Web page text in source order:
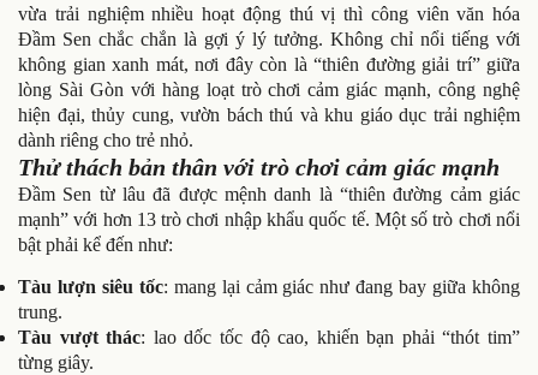
vừa trải nghiệm nhiều hoạt động thú vị thì công viên văn hóa
Đầm Sen chắc chắn là gợi ý lý tưởng. Không chỉ nổi tiếng với
không gian xanh mát, nơi đây còn là “thiên đường giải trí” giữa
lòng Sài Gòn với hàng loạt trò chơi cảm giác mạnh, công nghệ
hiện đại, thủy cung, vườn bách thú và khu giáo dục trải nghiệm
dành riêng cho trẻ nhỏ.
Thử thách bản thân với trò chơi cảm giác mạnh
Đầm Sen từ lâu đã được mệnh danh là “thiên đường cảm giác
mạnh” với hơn 13 trò chơi nhập khẩu quốc tế. Một số trò chơi nổi
bật phải kể đến như:
Tàu lượn siêu tốc: mang lại cảm giác như đang bay giữa không
trung.
Tàu vượt thác: lao dốc tốc độ cao, khiến bạn phải “thót tim”
từng giây.